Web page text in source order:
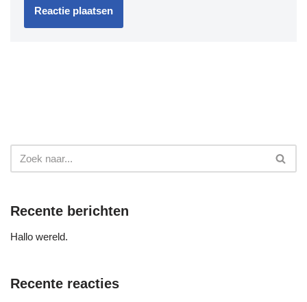
Recente berichten
Hallo wereld.
Recente reacties